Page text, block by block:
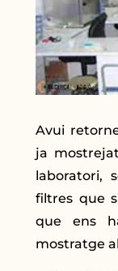
Avui
ja
laboratori,
filtres que
que ens
mostratge